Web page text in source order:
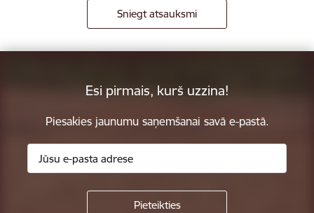
Sniegt atsauksmi
Esi pirmais, kurš uzzina!
Piesakies jaunumu saņemšanai savā e-pastā.